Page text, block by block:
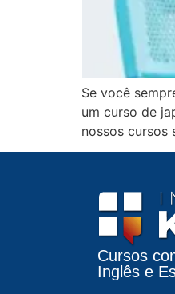
Se você
um curso de
nossos cursos
Cursos
Inglês e